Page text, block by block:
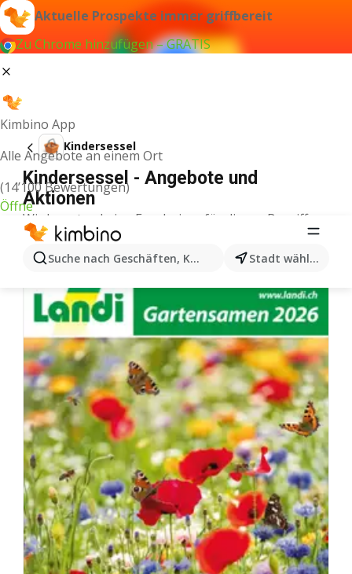
Aktuelle Prospekte immer griffbereit
Zu Chrome hinzufügen – GRATIS
Kimbino App
Alle Angebote an einem Ort
(14’100 Bewertungen)
Öffne
Suche nach Geschäften, Kategorien, Produkten...
Stadt wählen
Kindersessel
Kindersessel - Angebote und
Aktionen
Wir konnten keine Ergebnisse für diesen Begriff
finden.
Weitere Aktionen aus der Kategorie